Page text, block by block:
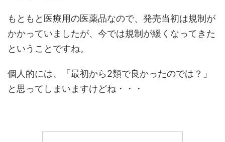
もともと医療用の医薬品なので、発売当初は規制が
かかっていましたが、今では規制が緩くなってきた
ということですね。
個人的には、「最初から2類で良かったのでは？」
と思ってしまいますけどね・・・